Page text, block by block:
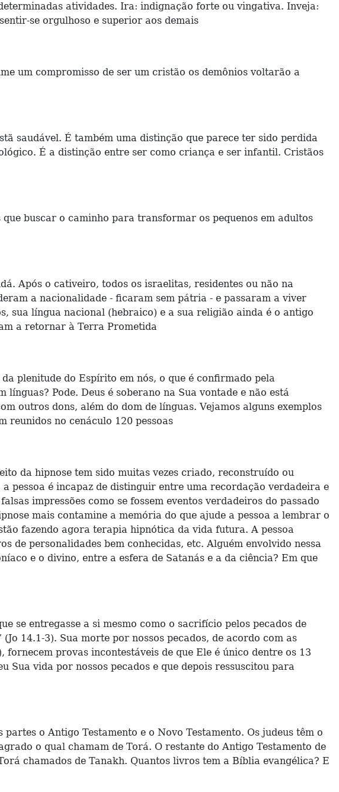
atividades. Ira: indignação forte ou vingativa. Inveja:
se orgulhoso e superior aos demais
um compromisso de ser um cristão os demônios voltarão a
saudável. É também uma distinção que parece ter sido perdida
É a distinção entre ser como criança e ser infantil. Cristãos
buscar o caminho para transformar os pequenos em adultos
Após o cativeiro, todos os israelitas, residentes ou não na
a nacionalidade - ficaram sem pátria - e passaram a viver
sua língua nacional (hebraico) e a sua religião ainda é o antigo
a retornar à Terra Prometida
plenitude do Espírito em nós, o que é confirmado pela
Pode. Deus é soberano na Sua vontade e não está
outros dons, além do dom de línguas. Vejamos alguns exemplos
reunidos no cenáculo 120 pessoas
da hipnose tem sido muitas vezes criado, reconstruído ou
pessoa é incapaz de distinguir entre uma recordação verdadeira e
impressões como se fossem eventos verdadeiros do passado
mais contamine a memória do que ajude a pessoa a lembrar o
fazendo agora terapia hipnótica da vida futura. A pessoa
de personalidades bem conhecidas, etc. Alguém envolvido nessa
e o divino, entre a esfera de Satanás e a da ciência? Em que
se entregasse a si mesmo como o sacrifício pelos pecados de
14.1-3). Sua morte por nossos pecados, de acordo com as
provas incontestáveis de que Ele é único dentre os 13
Sua vida por nossos pecados e que depois ressuscitou para
o Antigo Testamento e o Novo Testamento. Os judeus têm o
o qual chamam de Torá. O restante do Antigo Testamento de
chamados de Tanakh. Quantos livros tem a Bíblia evangélica? E